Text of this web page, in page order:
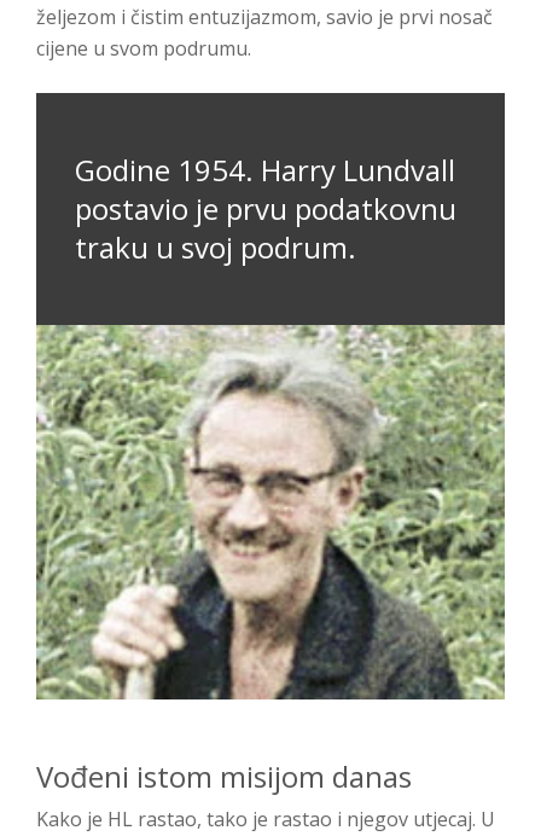
željezom i čistim entuzijazmom, savio je prvi nosač
cijene u svom podrumu.
Godine 1954. Harry Lundvall
postavio je prvu podatkovnu
traku u svoj podrum.
Vođeni istom misijom danas
Kako je HL rastao, tako je rastao i njegov utjecaj. U